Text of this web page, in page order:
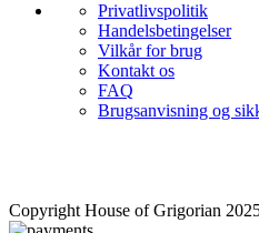
Privatlivspolitik
Handelsbetingelser
Vilkår for brug
Kontakt os
FAQ
Brugsanvisning og
Copyright House of Grigorian